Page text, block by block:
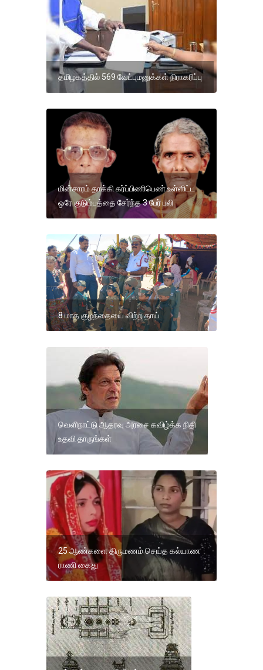
தமிழகத்தில் 569 வேட்புமனுக்கள் நிராகரிப்பு
மின்சாரம் தாக்கி கர்ப்பிணிபெண் உள்ளிட்ட
ஒரே குடும்பத்தை சேர்ந்த 3 பேர் பலி
8 மாத குழந்தையை விற்ற தாய்
வெளிநாட்டு ஆதரவு அரசை கவிழ்க்க நிதி
உதவி தாருங்கள்
25 ஆண்களை திருமணம் செய்த கல்யாண
ராணி கைது